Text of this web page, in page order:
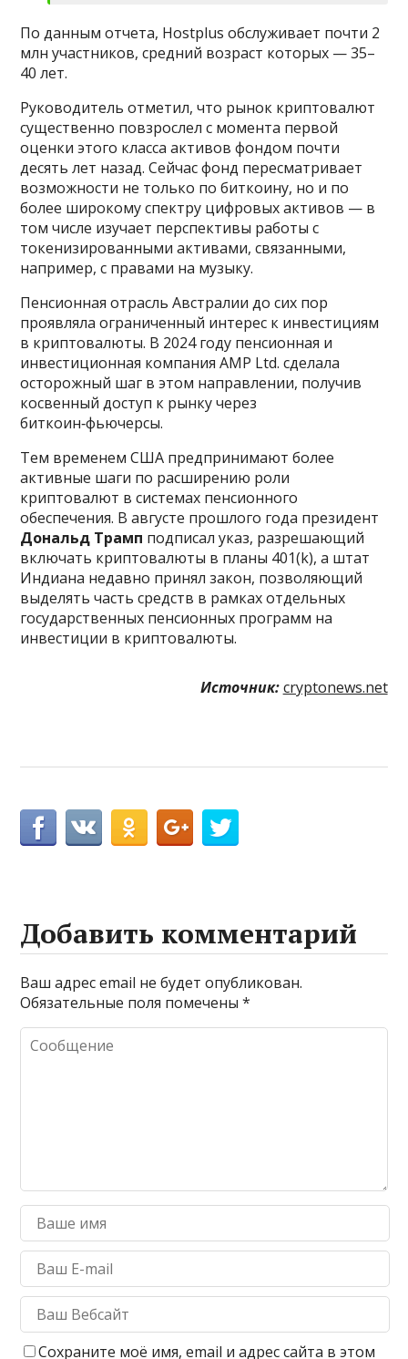
По данным отчета, Hostplus обслуживает почти 2
млн участников, средний возраст которых — 35–
40 лет.
Руководитель отметил, что рынок криптовалют
существенно повзрослел с момента первой
оценки этого класса активов фондом почти
десять лет назад. Сейчас фонд пересматривает
возможности не только по биткоину, но и по
более широкому спектру цифровых активов — в
том числе изучает перспективы работы с
токенизированными активами, связанными,
например, с правами на музыку.
Пенсионная отрасль Австралии до сих пор
проявляла ограниченный интерес к инвестициям
в криптовалюты. В 2024 году пенсионная и
инвестиционная компания AMP Ltd. сделала
осторожный шаг в этом направлении, получив
косвенный доступ к рынку через
биткоин‑фьючерсы.
Тем временем США предпринимают более
активные шаги по расширению роли
криптовалют в системах пенсионного
обеспечения. В августе прошлого года президент
Дональд Трамп подписал указ, разрешающий
включать криптовалюты в планы 401(k), а штат
Индиана недавно принял закон, позволяющий
выделять часть средств в рамках отдельных
государственных пенсионных программ на
инвестиции в криптовалюты.
Источник: cryptonews.net
Добавить комментарий
Ваш адрес email не будет опубликован.
Обязательные поля помечены*
Сохраните моё имя, email и адрес сайта в этом